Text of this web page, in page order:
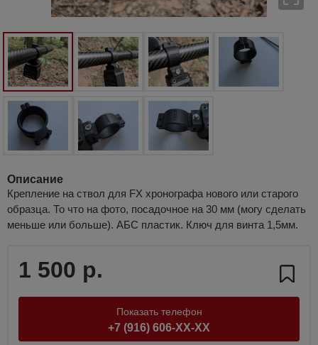
Описание
Крепление на ствол для FX хронографа нового или старого
образца. То что на фото, посадочное на 30 мм (могу сделать
меньше или больше). АБС пластик. Ключ для винта 1,5мм.
1 500 р.
Показать телефон
+7 (916) 606-XX-XX